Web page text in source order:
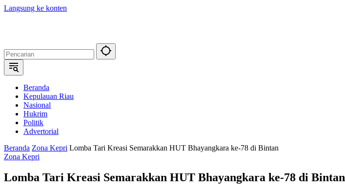
Langsung ke konten
Beranda
Kepulauan Riau
Nasional
Hukrim
Politik
Advertorial
Beranda Zona Kepri Lomba Tari Kreasi Semarakkan HUT Bhayangkara ke-78 di Bintan
Zona Kepri
Lomba Tari Kreasi Semarakkan HUT Bhayangkara ke-78 di Bintan